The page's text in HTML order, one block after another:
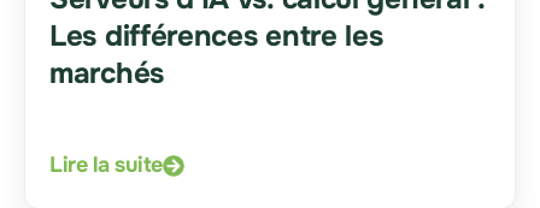
Les différences entre les
marchés
Lire la suite